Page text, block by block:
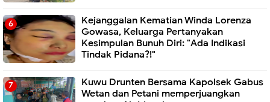
Kejanggalan Kematian Winda Lorenza
Gowasa, Keluarga Pertanyakan
Kesimpulan Bunuh Diri: "Ada Indikasi
Tindak Pidana?!"
Kuwu Drunten Bersama Kapolsek Gabus
Wetan dan Petani memperjuangkan